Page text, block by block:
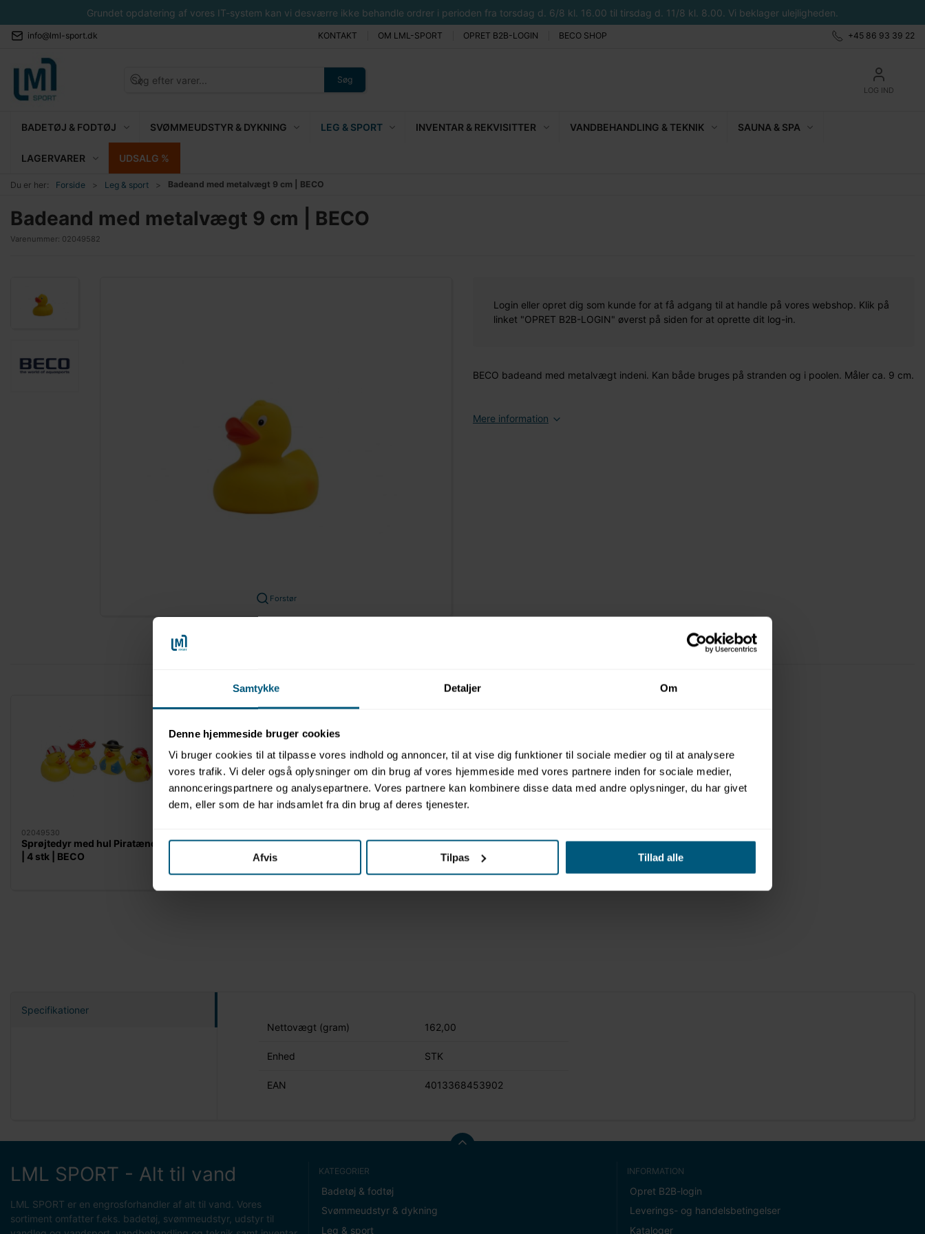
Samtykke Detaljer Om
Denne hjemmeside bruger cookies
Vi bruger cookies til at tilpasse vores indhold og annoncer, til at vise dig funktioner til sociale medier og til at analysere
vores trafik. Vi deler også oplysninger om din brug af vores hjemmeside med vores partnere inden for sociale medier,
annonceringspartnere og analysepartnere. Vores partnere kan kombinere disse data med andre oplysninger, du har givet
dem, eller som de har indsamlet fra din brug af deres tjenester.
Afvis Tilpas Tillad alle
Grundet opdatering af vores IT-system kan vi desværre ikke behandle ordrer i perioden fra torsdag d. 6/8 kl. 16.00 til tirsdag d. 11/8 kl. 8.00. Vi beklager ulejligheden.
info@lml-sport.dk KONTAKT OM LML-SPORT OPRET B2B-LOGIN BECO SHOP +45 86 93 39 22
Søg
LOG IND
BADETØJ & FODTØJ SVØMMEUDSTYR & DYKNING LEG & SPORT INVENTAR & REKVISITTER VANDBEHANDLING & TEKNIK SAUNA & SPA
LAGERVARER UDSALG %
Du er her: Forside Leg & sport Badeand med metalvægt 9 cm | BECO
Badeand med metalvægt 9 cm | BECO
Varenummer: 02049582
Forstør
Login eller opret dig som kunde for at få adgang til at handle på vores webshop. Klik på
linket "OPRET B2B-LOGIN" øverst på siden for at oprette dit log-in.
BECO badeand med metalvægt indeni. Kan både bruges på stranden og i poolen. Måler ca. 9 cm.
Mere information
02049530
Sprøjtedyr med hul Piratænder
| 4 stk | BECO
Specifikationer
Nettovægt (gram)
162,00
Enhed STK
EAN 4013368453902
LML SPORT - Alt til vand
LML SPORT er en engrosforhandler af alt til vand. Vores
sortiment omfatter f.eks. badetøj, svømmeudstyr, udstyr til
KATEGORIER
Badetøj & fodtøj
Svømmeudstyr & dykning
Leg & sport
INFORMATION
Opret B2B-login
Leverings- og handelsbetingelser
Kataloger